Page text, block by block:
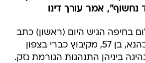
נחשוף", אמר עורך דינו
בחיפה הגיש היום (ראשון) כתב
אישום נגד אופיר כהנא, בן 57, מקיבוץ כברי בצפון
ביניהן התנהגות הגורמת נזק.